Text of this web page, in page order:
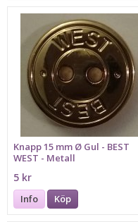
Knapp 15 mm Ø Gul - BEST
WEST - Metall
5 kr
Info Köp